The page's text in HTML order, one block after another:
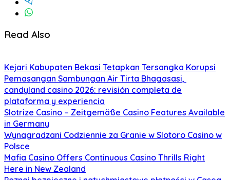
Read Also
Kejari Kabupaten Bekasi Tetapkan Tersangka Korupsi
Pemasangan Sambungan Air Tirta Bhagasasi,
candyland casino 2026: revisión completa de
plataforma y experiencia
Slotrize Casino – Zeitgemäße Casino Features Available
in Germany
Wynagradzani Codziennie za Granie w Slotoro Casino w
Polsce
Mafia Casino Offers Continuous Casino Thrills Right
Here in New Zealand